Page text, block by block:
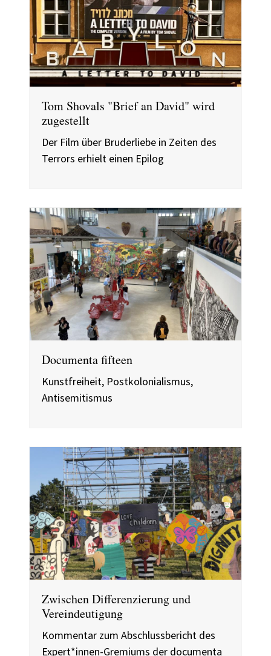
Tom Shovals "Brief an David" wird
zugestellt
Der Film über Bruderliebe in Zeiten des
Terrors erhielt einen Epilog
Documenta fifteen
Kunstfreiheit, Postkolonialismus,
Antisemitismus
Zwischen Differenzierung und
Vereindeutigung
Kommentar zum Abschlussbericht des
Expert*innen-Gremiums der documenta